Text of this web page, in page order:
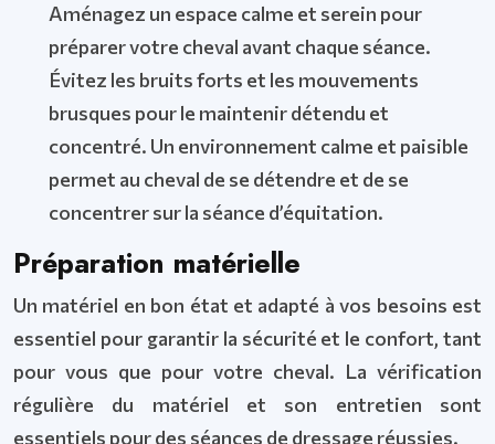
Aménagez un espace calme et serein pour
préparer votre cheval avant chaque séance.
Évitez les bruits forts et les mouvements
brusques pour le maintenir détendu et
concentré. Un environnement calme et paisible
permet au cheval de se détendre et de se
concentrer sur la séance d’équitation.
Préparation matérielle
Un matériel en bon état et adapté à vos besoins est
essentiel pour garantir la sécurité et le confort, tant
pour vous que pour votre cheval. La vérification
régulière du matériel et son entretien sont
essentiels pour des séances de dressage réussies.